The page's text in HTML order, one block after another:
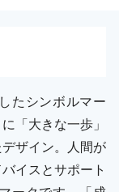
たシンボルマー
「大きな一歩」
ザイン。人間が
イスとサポート